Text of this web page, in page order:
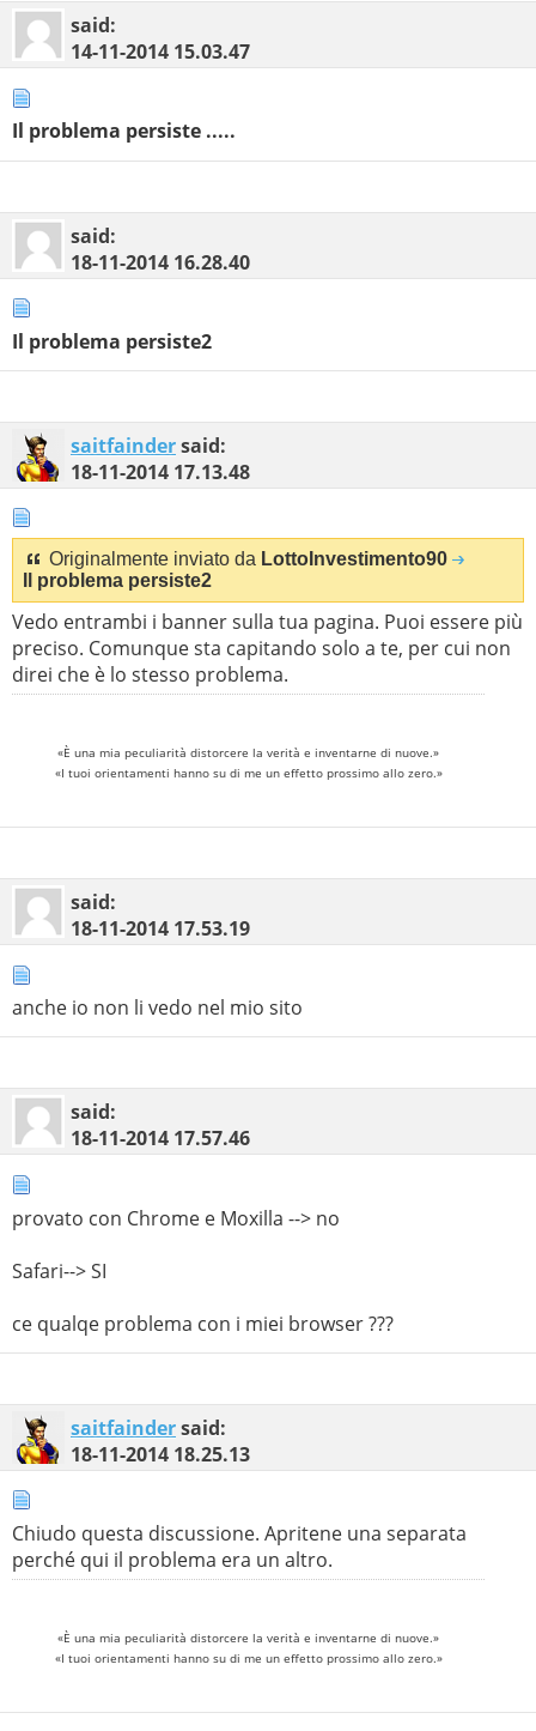
said:
14-11-2014 15.03.47
Il problema persiste .....
said:
18-11-2014 16.28.40
Il problema persiste2
saitfaindersaid:
18-11-2014 17.13.48
Originalmente inviato da LottoInvestimento90
Il problema persiste2
Vedo entrambi i banner sulla tua pagina. Puoi essere più
preciso. Comunque sta capitando solo a te, per cui non
direi che è lo stesso problema.
«È una mia peculiarità distorcere la verità e inventarne di nuove.»
«I tuoi orientamenti hanno su di me un effetto prossimo allo zero.»
said:
18-11-2014 17.53.19
anche io non li vedo nel mio sito
said:
18-11-2014 17.57.46
provato con Chrome e Moxilla --> no
Safari--> SI
ce qualqe problema con i miei browser ???
saitfaindersaid:
18-11-2014 18.25.13
Chiudo questa discussione. Apritene una separata
perché qui il problema era un altro.
«È una mia peculiarità distorcere la verità e inventarne di nuove.»
«I tuoi orientamenti hanno su di me un effetto prossimo allo zero.»